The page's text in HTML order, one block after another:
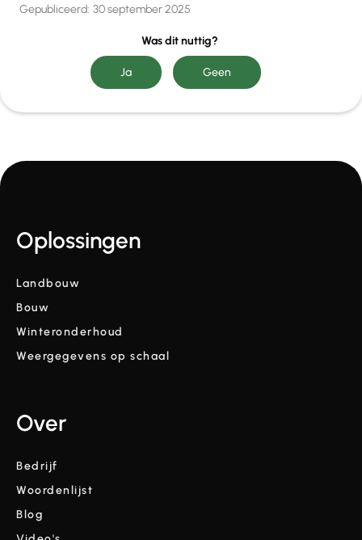
Gepubliceerd: 30 september 2025
Was dit nuttig?
Oplossingen
Landbouw
Bouw
Winteronderhoud
Weergegevens op schaal
Over
Bedrijf
Woordenlijst
Blog